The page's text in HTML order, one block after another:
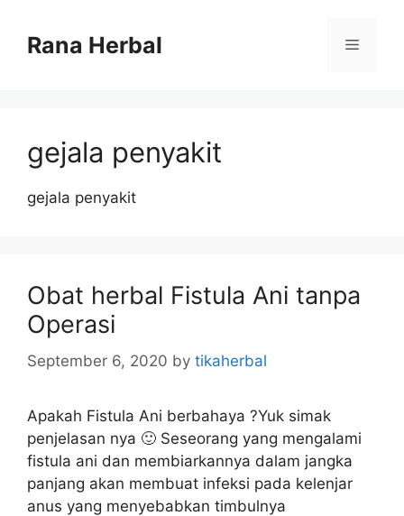
contentRana Herbal Menu
gejala penyakit
gejala penyakit
Obat herbal Fistula Ani tanpa
Operasi
September 6, 2020 by tikaherbal
Apakah Fistula Ani berbahaya ?Yuk simak
penjelasan nya 🙂 Seseorang yang mengalami
fistula ani dan membiarkannya dalam jangka
panjang akan membuat infeksi pada kelenjar
anus yang menyebabkan timbulnya